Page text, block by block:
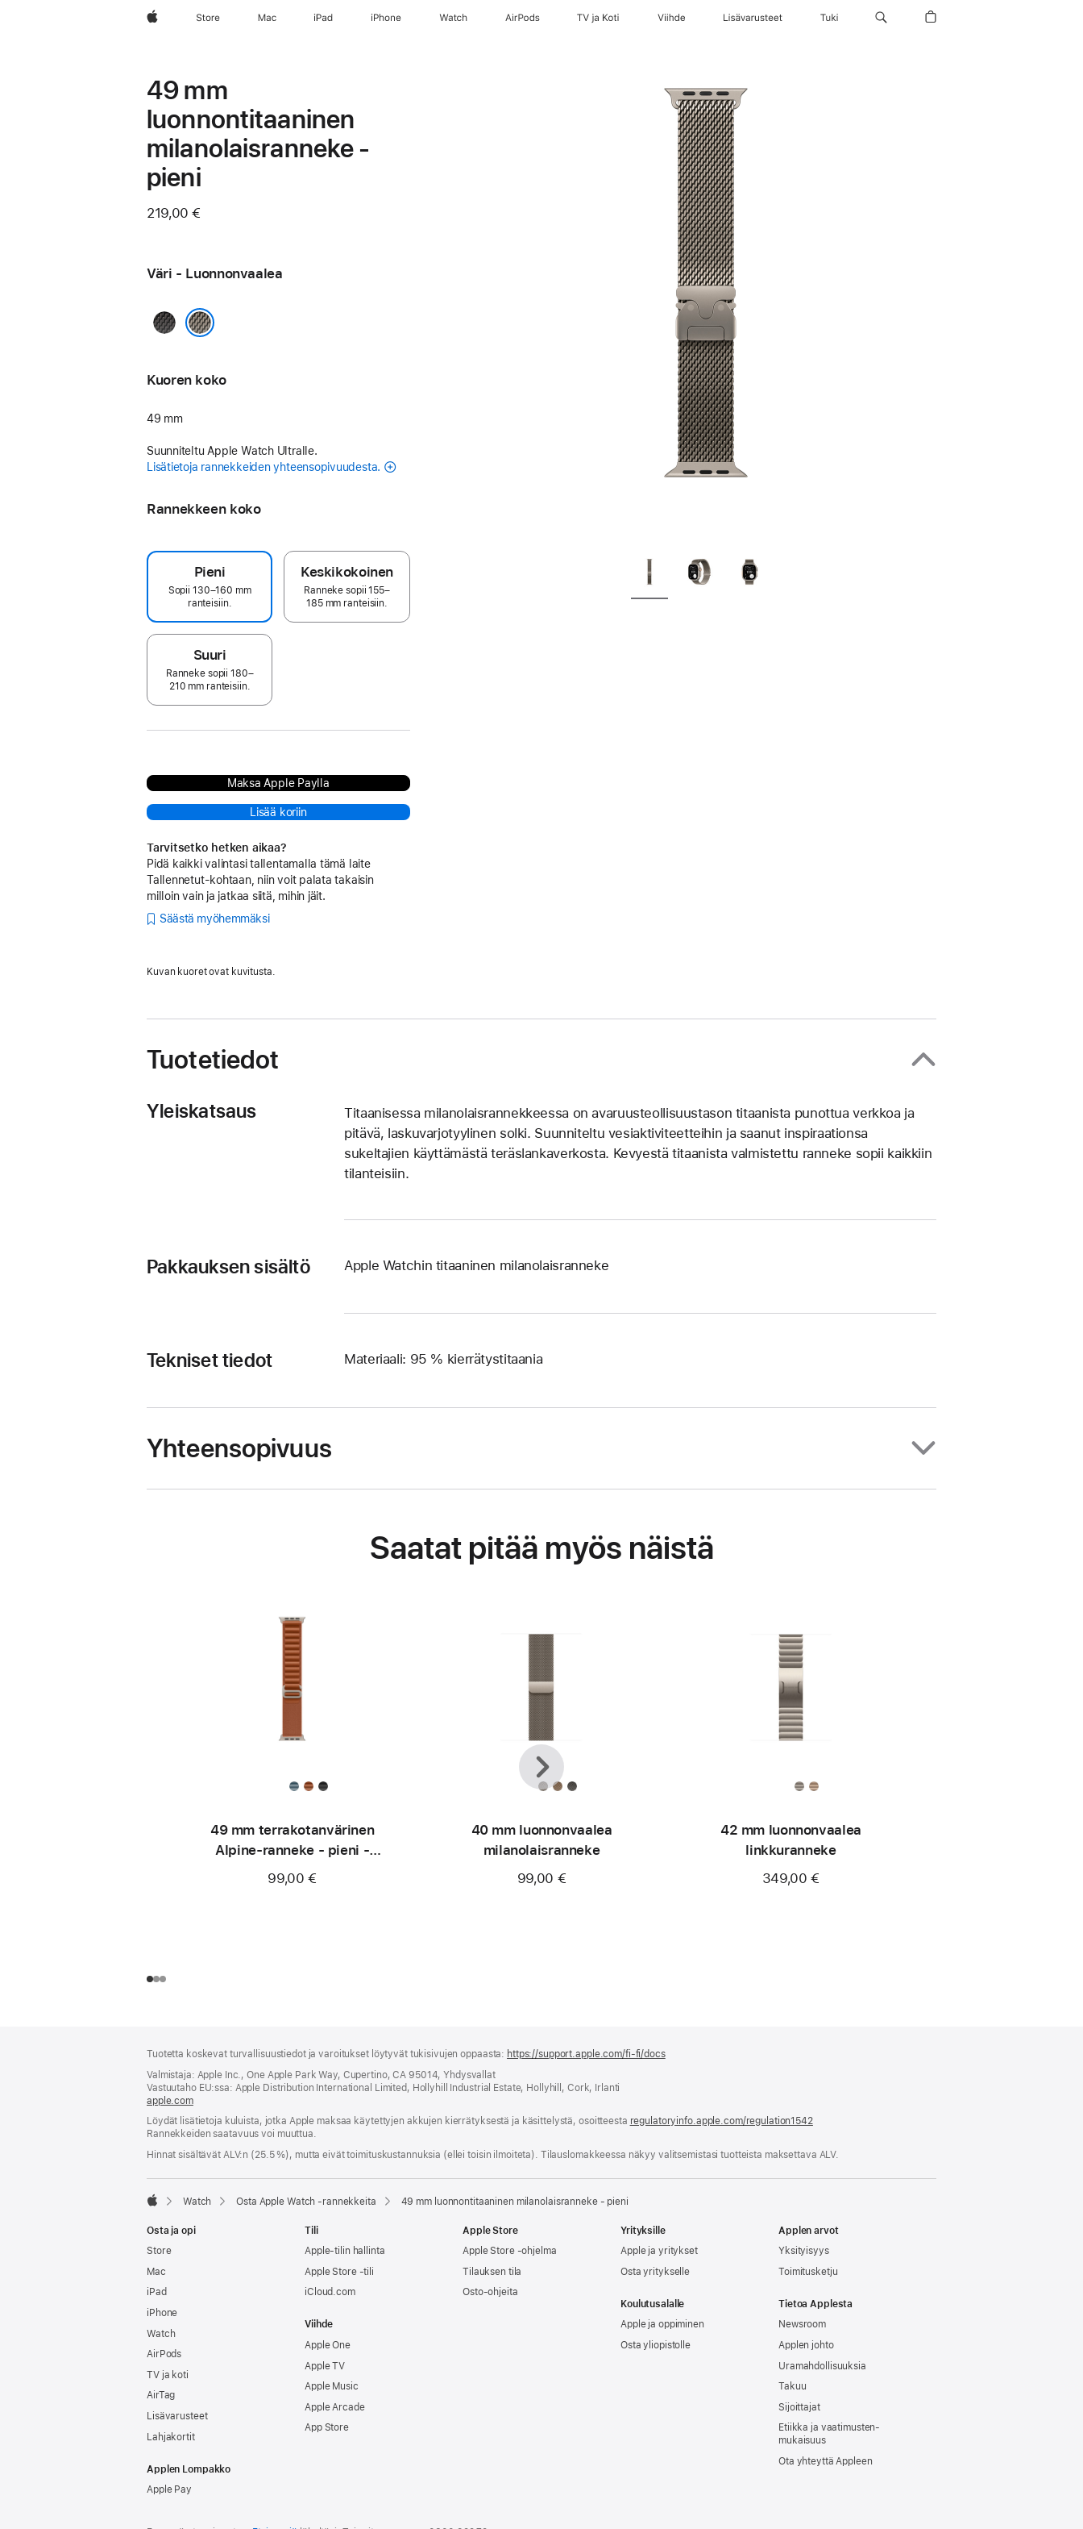
Apple Store Mac iPad iPhone Watch AirPods TV ja Koti Viihde Lisävarusteet Tuki
49 mm
luonnontitaaninen
milanolaisranneke -
pieni
219,00 €
Väri - Luonnon­­vaalea
Musta
Kuoren koko
49 mm
Suunniteltu Apple Watch Ultralle.
Lisätietoja rannekkeiden yhteensopivuudesta.
Rannekkeen koko
Pieni
Sopii 130–160 mm
ranteisiin.
Keskikokoinen
Ranneke sopii 155–
185 mm ranteisiin.
Suuri
Ranneke sopii 180–
210 mm ranteisiin.
Maksa Apple Paylla
Lisää koriin
Tarvitsetko hetken aikaa?
Pidä kaikki valintasi tallentamalla tämä laite
Tallennetut-kohtaan, niin voit palata takaisin
milloin vain ja jatkaa siitä, mihin jäit.
Säästä myöhemmäksi
Kuvan kuoret ovat kuvitusta.
Tuotetiedot
Yleiskatsaus
Titaanisessa milanolais­rannekkeessa on avaruusteollisuustason titaanista punottua verkkoa ja
pitävä, laskuvarjotyylinen solki. Suunniteltu vesiaktiviteetteihin ja saanut inspiraationsa
sukeltajien käyttämästä teräslankaverkosta. Kevyestä titaanista valmistettu ranneke sopii kaikkiin
tilanteisiin.
Pakkauksen sisältö Apple Watchin titaaninen milanolais­ranneke
Tekniset tiedot Materiaali: 95 % kierrätystitaania
Yhteensopivuus
Saatat pitää myös näistä
49 mm terrakotanvärinen
Alpine-ranneke - pieni -
luonnontitaani
99,00 €
40 mm luonnonvaalea
milanolaisranneke
99,00 €
42 mm luonnonvaalea
linkkuranneke
349,00 €
Edellinen
Seuraava
Tuotetta koskevat turvallisuustiedot ja varoitukset löytyvät tukisivujen oppaasta: https://support.apple.com/fi-fi/docs(avautuu
Valmistaja: Apple Inc., One Apple Park Way, Cupertino, CA 95014, Yhdysvallat
Vastuutaho EU:ssa: Apple Distribution International Limited, Hollyhill Industrial Estate, Hollyhill, Cork, Irlanti
apple.com(avautuu
uuteen
ikkunaan)
Löydät lisätietoja kuluista, jotka Apple maksaa käytettyjen akkujen kierrätyksestä ja käsittelystä, osoitteesta regulatoryinfo.apple.com/regulation1542(avautuu
Rannekkeiden saatavuus voi muuttua.
Hinnat sisältävät ALV:n (25.5 %), mutta eivät toimitus­kustannuksia (ellei toisin ilmoiteta). Tilauslomakkeessa näkyy valitsemistasi tuotteista maksettava ALV.
Watch Osta Apple Watch ‑rannekkeita 49 mm luonnontitaaninen milanolaisranneke - pieni
Osta ja opi
Store
Mac
iPad
iPhone
Watch
AirPods
TV ja koti
AirTag
Lisävarusteet
Lahjakortit
Applen Lompakko
Apple Pay
Tili
Apple-tilin hallinta
Apple Store -tili
iCloud.com
Viihde
Apple One
Apple TV
Apple Music
Apple Arcade
App Store
Apple Store
Apple Store -ohjelma
Tilauksen tila
Osto-ohjeita
Yrityksille
Apple ja yritykset
Osta yritykselle
Koulutusalalle
Apple ja oppiminen
Osta yliopistolle
Applen arvot
Yksityisyys
Toimitusketju
Tietoa Applesta
Newsroom
Applen johto
Uramahdollisuuksia
Takuu
Sijoittajat
Etiikka ja vaatimusten­
mukaisuus
Ota yhteyttä Appleen